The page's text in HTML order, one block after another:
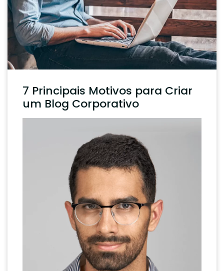
7 Principais Motivos para Criar
um Blog Corporativo